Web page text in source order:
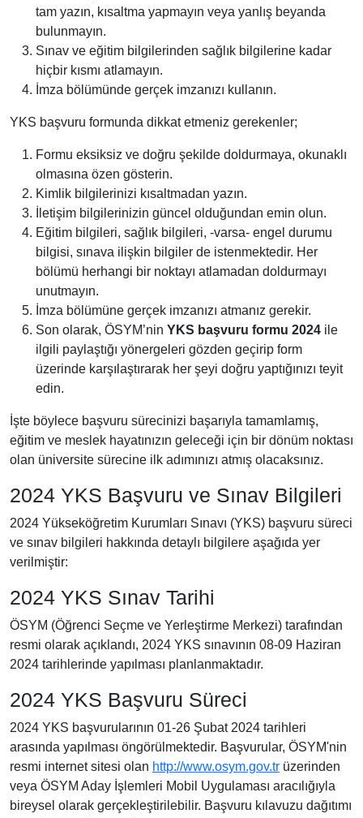
tam yazın, kısaltma yapmayın veya yanlış beyanda
bulunmayın.
Sınav ve eğitim bilgilerinden sağlık bilgilerine kadar
hiçbir kısmı atlamayın.
İmza bölümünde gerçek imzanızı kullanın.
YKS başvuru formunda dikkat etmeniz gerekenler;
Formu eksiksiz ve doğru şekilde doldurmaya, okunaklı
olmasına özen gösterin.
Kimlik bilgilerinizi kısaltmadan yazın.
İletişim bilgilerinizin güncel olduğundan emin olun.
Eğitim bilgileri, sağlık bilgileri, -varsa- engel durumu
bilgisi, sınava ilişkin bilgiler de istenmektedir. Her
bölümü herhangi bir noktayı atlamadan doldurmayı
unutmayın.
İmza bölümüne gerçek imzanızı atmanız gerekir.
Son olarak, ÖSYM’nin YKS başvuru formu 2024 ile
ilgili paylaştığı yönergeleri gözden geçirip form
üzerinde karşılaştırarak her şeyi doğru yaptığınızı teyit
edin.
İşte böylece başvuru sürecinizi başarıyla tamamlamış,
eğitim ve meslek hayatınızın geleceği için bir dönüm noktası
olan üniversite sürecine ilk adımınızı atmış olacaksınız.
2024 YKS Başvuru ve Sınav Bilgileri
2024 Yükseköğretim Kurumları Sınavı (YKS) başvuru süreci
ve sınav bilgileri hakkında detaylı bilgilere aşağıda yer
verilmiştir:
2024 YKS Sınav Tarihi
ÖSYM (Öğrenci Seçme ve Yerleştirme Merkezi) tarafından
resmi olarak açıklandı, 2024 YKS sınavının 08-09 Haziran
2024 tarihlerinde yapılması planlanmaktadır.
2024 YKS Başvuru Süreci
2024 YKS başvurularının 01-26 Şubat 2024 tarihleri
arasında yapılması öngörülmektedir. Başvurular, ÖSYM'nin
resmi internet sitesi olan http://www.osym.gov.tr üzerinden
veya ÖSYM Aday İşlemleri Mobil Uygulaması aracılığıyla
bireysel olarak gerçekleştirilebilir. Başvuru kılavuzu dağıtımı